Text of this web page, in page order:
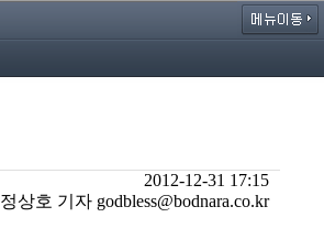
2012-12-31 17:15
정상호 기자 godbless@bodnara.co.kr